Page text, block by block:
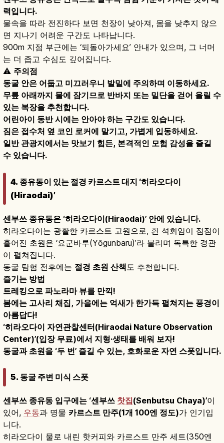
력입니다.
물속을 따라 전진하다 보면 천장이 낮아져, 몸을 낮추지 않으
면 지나기 어려운 구간도 나타납니다.
900m 지점 부근에는 ‘되돌아가세요’ 안내가 있으며, 그 너머
는 더 좁고 수심도 깊어집니다.
⚠ 주의점
동굴 안은 어둡고 미끄러우니 발밑에 주의하며 이동하세요.
무릎 아래까지 물에 잠기므로 반바지 또는 밑단을 걷어 올릴 수
있는 복장을 추천합니다.
어린아이 동반 시에는 안아야 하는 구간도 있습니다.
짐은 접수처 옆 코인 로커에 맡기고, 가볍게 입동하세요.
일반 관광지에서는 맛보기 힘든, 본격적인 모험 감성을 즐길
수 있습니다.
4. 종유동이 있는 절경 카르스트 대지 ‘히라오다이
(Hiraodai)’
센부쓰 종유동은 ‘히라오다이(Hiraodai)’ 안에 있습니다.
히라오다이는 광활한 카르스트 고원으로, 흰 석회암이 점점이
흩어진 초원은 ‘요군바루(Yōgunbaru)’라 불리며 독특한 경관
이 펼쳐집니다.
동굴 탐험 전후에는 절경 초원 산책도 추천합니다.
즐기는 방법
트레킹으로 파노라마 뷰를 만끽!
봄에는 고사리 채집, 가을에는 억새가 한가득 펼쳐지는 풍경이
아름답다!
‘히라오다이 자연관찰센터(Hiraodai Nature Observation
Center)’(입장 무료)에서 지형·생태를 배워 보자!
동굴과 초원을 ‘두 번’ 즐길 수 있는, 호화로운 자연 스폿입니다.
5. 동굴 주변 미식 스폿
센부쓰 종유동 입구에는 ‘센부쓰 찻집(Senbutsu Chaya)’이
있어, 우동과 명물 카르스트 만주(1개 100엔 정도)가 인기입
니다.
히라오다이 물로 내린 핫커피와 카르스트 만주 세트(350엔